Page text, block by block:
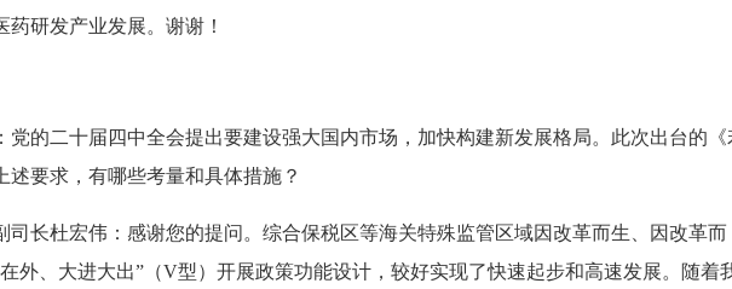
研发产业发展。谢谢！
党的二十届四中全会提出要建设强大国内市场，加快构建新发展格局。此次出台的《
述要求，有哪些考量和具体措施？
司长杜宏伟：感谢您的提问。综合保税区等海关特殊监管区域因改革而生、因改革而
外、大进大出”（V型）开展政策功能设计，较好实现了快速起步和高速发展。随着